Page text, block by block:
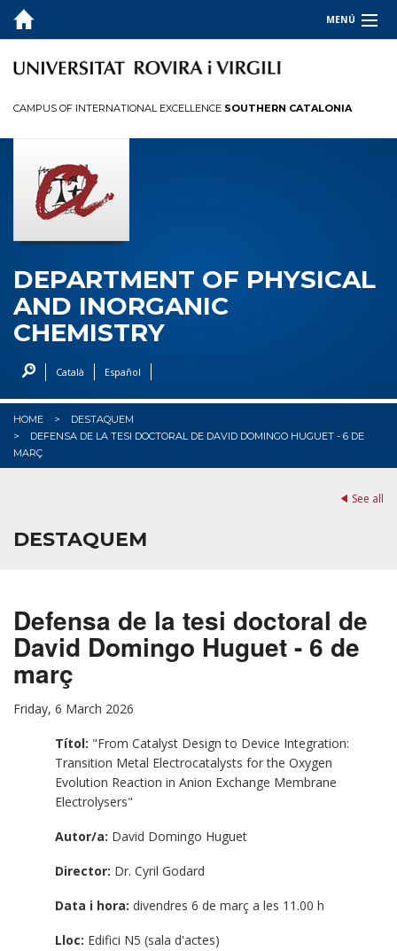
MENÚ
ABOUT
RESEARCH
INTRODUCTION PLAN
ICT TOOLS
CAMPUS OF INTERNATIONAL EXCELLENCE SOUTHERN CATALONIA
DEPARTMENT OF PHYSICAL
AND INORGANIC
CHEMISTRY
Català Español
HOME
DESTAQUEM
DEFENSA DE LA TESI DOCTORAL DE DAVID DOMINGO HUGUET - 6 DE
MARÇ
See all
DESTAQUEM
Defensa de la tesi doctoral de
David Domingo Huguet - 6 de
març
Friday, 6 March 2026
Títol: "From Catalyst Design to Device Integration:
Transition Metal Electrocatalysts for the Oxygen
Evolution Reaction in Anion Exchange Membrane
Electrolysers"
Autor/a: David Domingo Huguet
Director: Dr. Cyril Godard
Data i hora:divendres 6 de març a les 11.00 h
Lloc: Edifici N5 (sala d'actes)